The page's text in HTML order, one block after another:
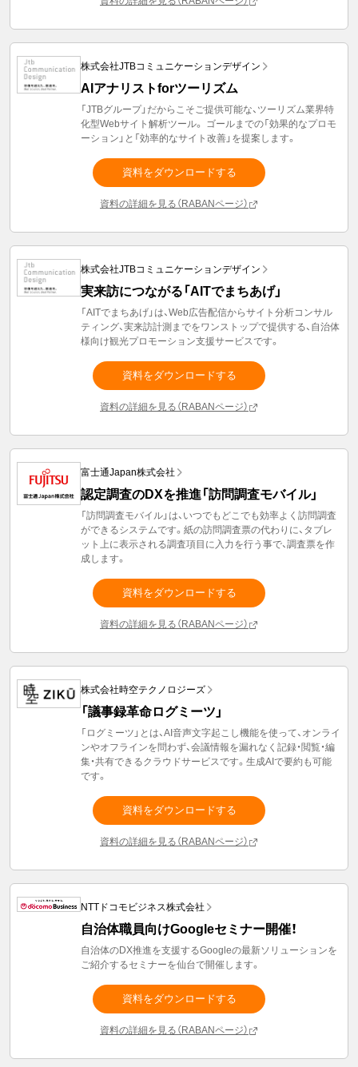
株式会社JTBコミュニケーションデザイン
AIアナリストforツーリズム
「JTBグループ」だからこそご提供可能な、ツーリズム業界特
化型Webサイト解析ツール。 ゴールまでの「効果的なプロモ
ーション」と「効率的なサイト改善」を提案します。
資料をダウンロードする
資料の詳細を見る（RABANページ）
株式会社JTBコミュニケーションデザイン
実来訪につながる「AITでまちあげ」
「AITでまちあげ」は、Web広告配信からサイト分析コンサル
ティング、実来訪計測までをワンストップで提供する、自治体
様向け観光プロモーション支援サービスです。
資料をダウンロードする
資料の詳細を見る（RABANページ）
富士通Japan株式会社
認定調査のDXを推進「訪問調査モバイル」
「訪問調査モバイル」は、いつでもどこでも効率よく訪問調査
ができるシステムです。紙の訪問調査票の代わりに、タブレ
ット上に表示される調査項目に入力を行う事で、調査票を作
成します。
資料をダウンロードする
資料の詳細を見る（RABANページ）
株式会社時空テクノロジーズ
「議事録革命ログミーツ」
「ログミーツ」とは、AI音声文字起こし機能を使って、オンライ
ンやオフラインを問わず、会議情報を漏れなく記録・閲覧・編
集・共有できるクラウドサービスです。生成AIで要約も可能
です。
資料をダウンロードする
資料の詳細を見る（RABANページ）
NTTドコモビジネス株式会社
自治体職員向けGoogleセミナー開催！
自治体のDX推進を支援するGoogleの最新ソリューションを
ご紹介するセミナーを仙台で開催します。
資料をダウンロードする
資料の詳細を見る（RABANページ）